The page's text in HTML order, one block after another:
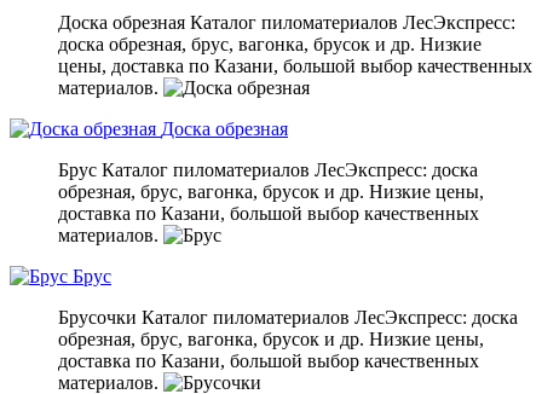
Доска обрезная Каталог пиломатериалов ЛесЭкспресс:
доска обрезная, брус, вагонка, брусок и др. Низкие
цены, доставка по Казани, большой выбор качественных
материалов.
Доска обрезная
Брус Каталог пиломатериалов ЛесЭкспресс: доска
обрезная, брус, вагонка, брусок и др. Низкие цены,
доставка по Казани, большой выбор качественных
материалов.
Брус
Брусочки Каталог пиломатериалов ЛесЭкспресс: доска
обрезная, брус, вагонка, брусок и др. Низкие цены,
доставка по Казани, большой выбор качественных
материалов.